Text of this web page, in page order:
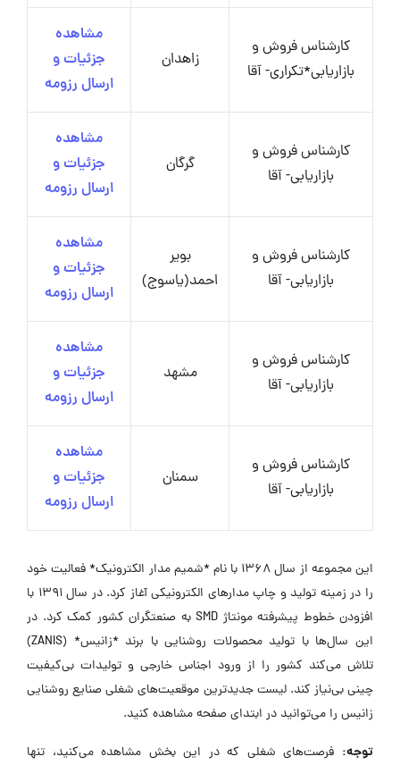
کارشناس فروش و
بازاریابی*تکراری- آقا
زاهدان
مشاهده
جزئیات و
ارسال رزومه
کارشناس فروش و
بازاریابی- آقا
گرگان
مشاهده
جزئیات و
ارسال رزومه
کارشناس فروش و
بازاریابی- آقا
بویر
احمد(یاسوج)
مشاهده
جزئیات و
ارسال رزومه
کارشناس فروش و
بازاریابی- آقا
مشهد
مشاهده
جزئیات و
ارسال رزومه
کارشناس فروش و
بازاریابی- آقا
سمنان
مشاهده
جزئیات و
ارسال رزومه
این مجموعه از سال ۱۳۶۸ با نام *شمیم مدار الکترونیک* فعالیت خود
را در زمینه تولید و چاپ مدارهای الکترونیکی آغاز کرد. در سال ۱۳۹۱ با
افزودن خطوط پیشرفته مونتاژ SMD به صنعتگران کشور کمک کرد. در
این سال‌ها با تولید محصولات روشنایی با برند *زانیس* (ZANIS)
تلاش می‌کند کشور را از ورود اجناس خارجی و تولیدات بی‌کیفیت
چینی بی‌نیاز کند. لیست جدیدترین موقعیت‌های شغلی صنایع روشنایی
زانیس را می‌توانید در ابتدای صفحه مشاهده کنید.
توجه: فرصت‌های شغلی که در این بخش مشاهده می‌کنید، تنها